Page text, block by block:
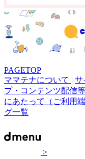
PAGETOP
ママテナについて | サ
プ・コンテンツ配信
にあたって（ご利用
グ一覧
>